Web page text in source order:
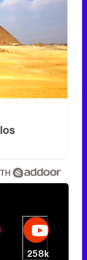
258k